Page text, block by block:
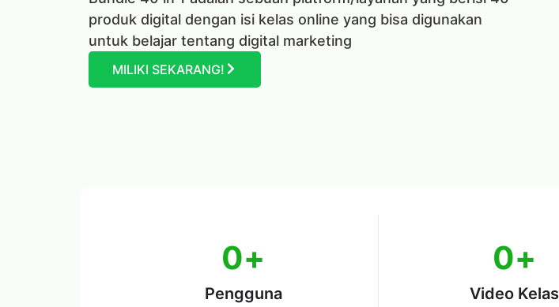
produk digital dengan isi kelas online yang bisa digunakan
untuk belajar tentang digital marketing
MILIKI SEKARANG!
Pengguna
0+
Video Kelas
0+